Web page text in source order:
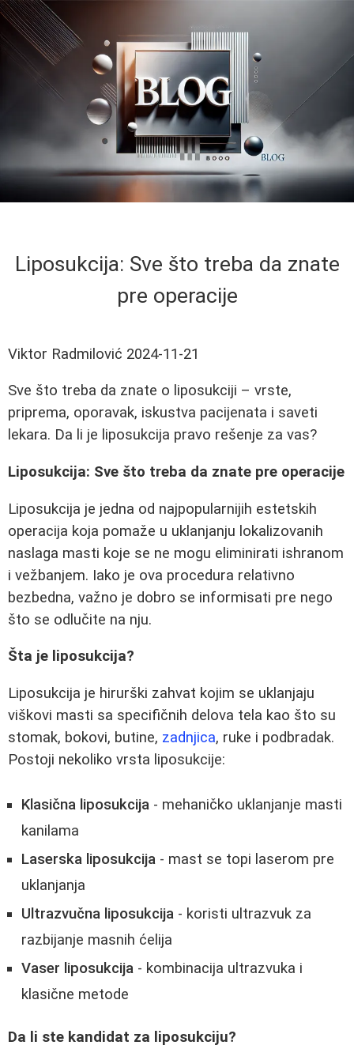
Liposukcija: Sve što treba da znate
pre operacije
Viktor Radmilović 2024-11-21
Sve što treba da znate o liposukciji – vrste,
priprema, oporavak, iskustva pacijenata i saveti
lekara. Da li je liposukcija pravo rešenje za vas?
Liposukcija: Sve što treba da znate pre operacije
Liposukcija je jedna od najpopularnijih estetskih
operacija koja pomaže u uklanjanju lokalizovanih
naslaga masti koje se ne mogu eliminirati ishranom
i vežbanjem. Iako je ova procedura relativno
bezbedna, važno je dobro se informisati pre nego
što se odlučite na nju.
Šta je liposukcija?
Liposukcija je hirurški zahvat kojim se uklanjaju
viškovi masti sa specifičnih delova tela kao što su
stomak, bokovi, butine, zadnjica, ruke i podbradak.
Postoji nekoliko vrsta liposukcije:
Klasična liposukcija - mehaničko uklanjanje masti
kanilama
Laserska liposukcija - mast se topi laserom pre
uklanjanja
Ultrazvučna liposukcija - koristi ultrazvuk za
razbijanje masnih ćelija
Vaser liposukcija - kombinacija ultrazvuka i
klasične metode
Da li ste kandidat za liposukciju?